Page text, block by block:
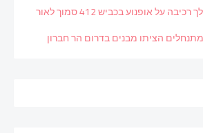
גבר נפצע קשה במהלך רכיבה על אופנוע בכביש 412 סמוך לאור
הציתו מבנים בדרום הר חברון